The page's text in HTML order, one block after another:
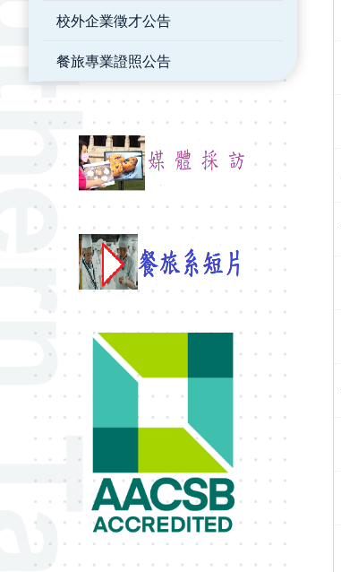
校外企業徵才公告
餐旅專業證照公告